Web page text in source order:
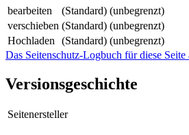
bearbeiten
(Standard) (unbegrenzt)
verschieben (Standard) (unbegrenzt)
Hochladen
(Standard) (unbegrenzt)
Das Seitenschutz-Logbuch für diese Seite
Versionsgeschichte
Seitenersteller